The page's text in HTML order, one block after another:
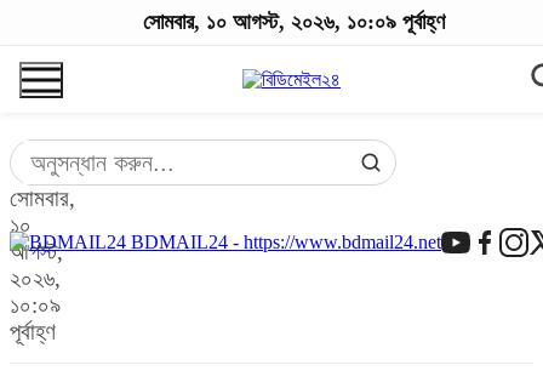
সোমবার,
১০
আগস্ট,
২০২৬,
১০:০৯
পূর্বাহ্ণ
BDMAIL24 - https://www.bdmail24.net
সোমবার, ১০ আগস্ট, ২০২৬, ১০:০৯ পূর্বাহ্ণ